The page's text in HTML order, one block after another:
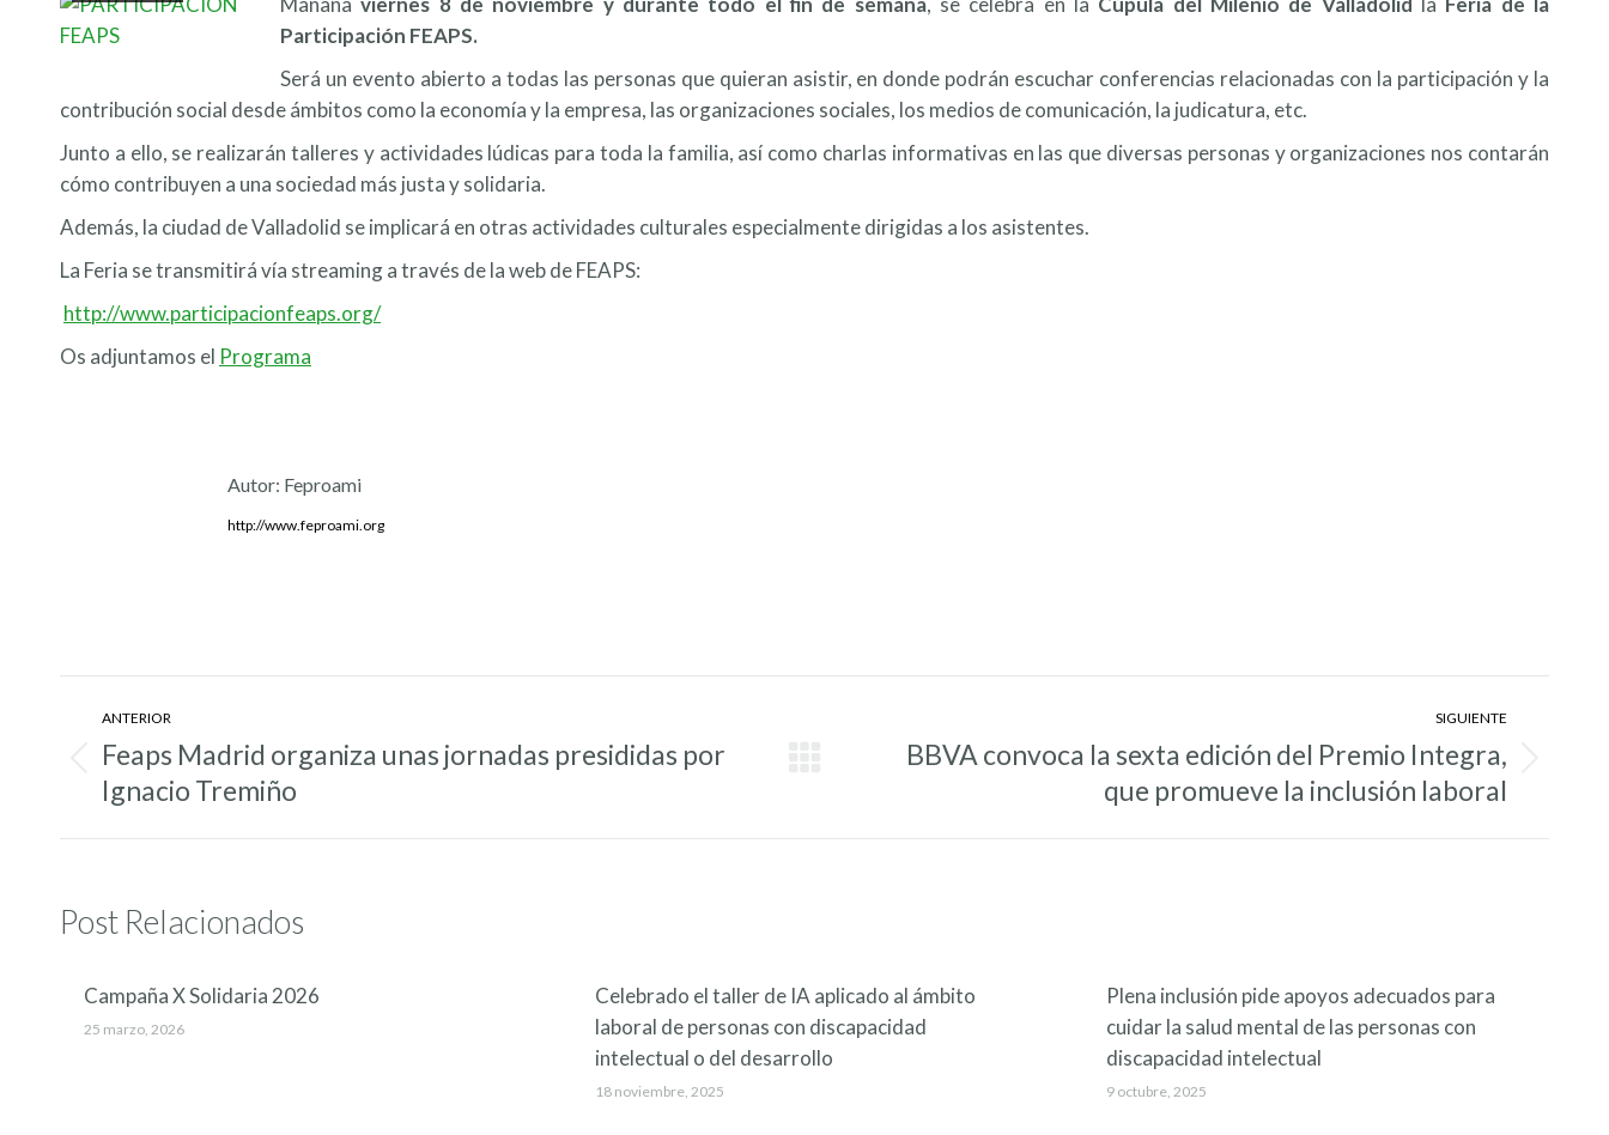
Participación FEAPS.
Será un evento abierto a todas las personas que quieran asistir, en donde podrán escuchar conferencias relacionadas con la participación y la
contribución social desde ámbitos como la economía y la empresa, las organizaciones sociales, los medios de comunicación, la judicatura, etc.
Junto a ello, se realizarán talleres y actividades lúdicas para toda la familia, así como charlas informativas en las que diversas personas y organizaciones nos contarán
cómo contribuyen a una sociedad más justa y solidaria.
Además, la ciudad de Valladolid se implicará en otras actividades culturales especialmente dirigidas a los asistentes.
La Feria se transmitirá vía streaming a través de la web de FEAPS:
http://www.participacionfeaps.org/
Os adjuntamos el Programa
Autor: Feproami
http://www.feproami.org
Navegación
entre
entradas
ANTERIOR
Entrada
anterior:
Feaps Madrid organiza unas jornadas presididas por
Ignacio Tremiño
SIGUIENTE
EntradaBBVA convoca la sexta edición del Premio Integra,
que promueve la inclusión laboral
Post Relacionados
Campaña X Solidaria 2026
25 marzo, 2026
Celebrado el taller de IA aplicado al ámbito
laboral de personas con discapacidad
intelectual o del desarrollo
18 noviembre, 2025
Plena inclusión pide apoyos adecuados para
cuidar la salud mental de las personas con
discapacidad intelectual
9 octubre, 2025